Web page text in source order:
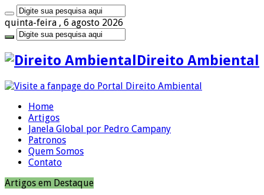
quinta-feira , 6 agosto 2026
Direito Ambiental
Home
Artigos
Janela Global por Pedro Campany
Patronos
Quem Somos
Contato
Artigos em Destaque